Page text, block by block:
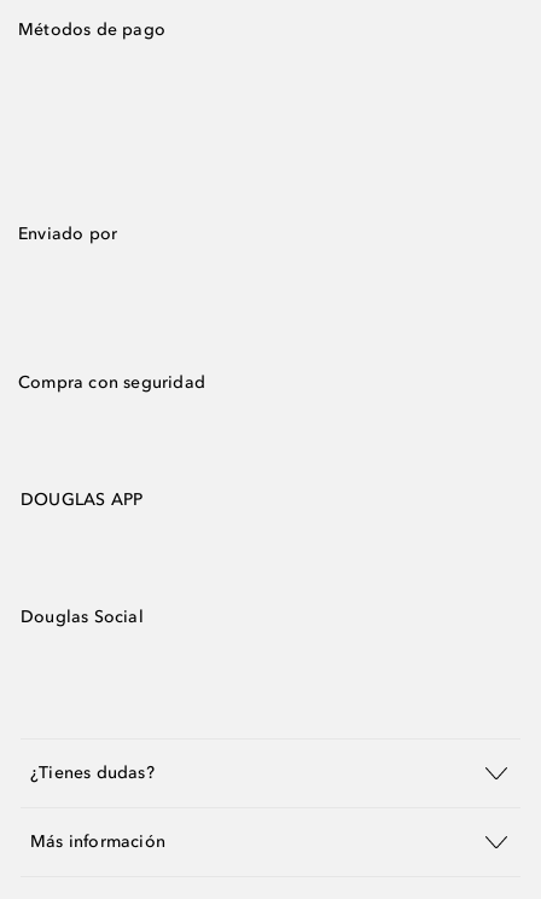
Métodos de pago
Enviado por
Compra con seguridad
DOUGLAS APP
Douglas Social
¿Tienes dudas?
Más información